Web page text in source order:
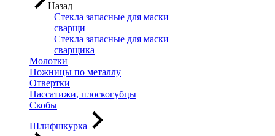
Назад
Стекла запасные для маски
сварщи
Стекла запасные для маски
сварщика
Молотки
Ножницы по металлу
Отвертки
Пассатижи, плоскогубцы
Скобы
Шлифшкурка